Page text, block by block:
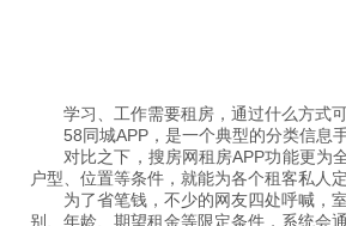
学习、工作需要租房，通过什么方式
58同城APP，是一个典型的分类信息
对比之下，搜房网租房APP功能更为
户型、位置等条件，就能为各个租客私人
为了省笔钱，不少的网友四处呼喊，
别、年龄、期望租金等限定条件，系统会